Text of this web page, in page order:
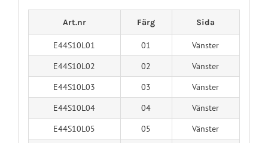
Art.nr Färg Sida
E44S10L01 01
Vänster
E44S10L02
02
Vänster
E44S10L03
03
Vänster
E44S10L04
04
Vänster
E44S10L05
05
Vänster